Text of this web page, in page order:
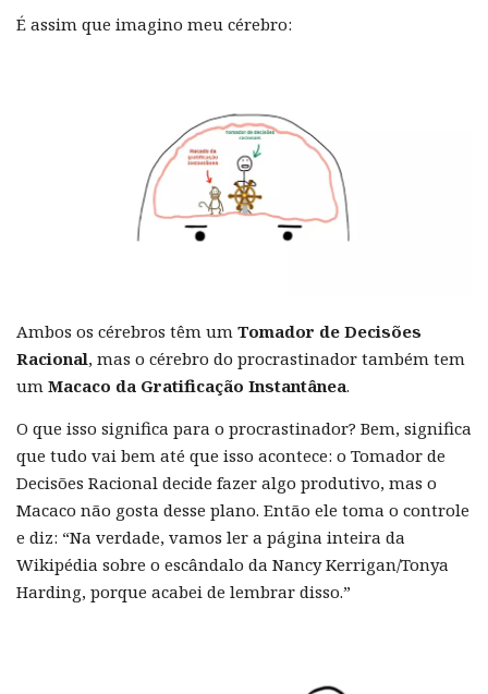
É assim que imagino meu cérebro:
Ambos os cérebros têm um Tomador de Decisões
Racional, mas o cérebro do procrastinador também tem
um Macaco da Gratificação Instantânea.
O que isso significa para o procrastinador? Bem, significa
que tudo vai bem até que isso acontece: o Tomador de
Decisões Racional decide fazer algo produtivo, mas o
Macaco não gosta desse plano. Então ele toma o controle
e diz: “Na verdade, vamos ler a página inteira da
Wikipédia sobre o escândalo da Nancy Kerrigan/Tonya
Harding, porque acabei de lembrar disso.”